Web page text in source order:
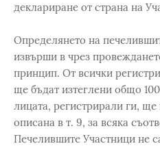
деклариране от страна на
Определянето на
извърши в чрез
принцип. От всички
ще бъдат изтеглени общо
лицата, регистрирали ги,
описана в т. 9, за всяка
Печелившите Участници не